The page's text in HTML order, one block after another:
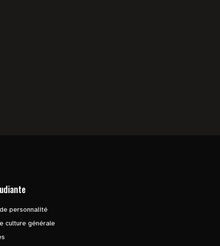
personnalité
culture générale